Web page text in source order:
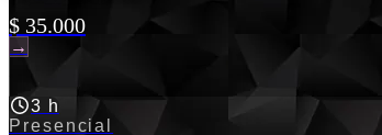
$ 35.000
→
3 h
Presencial